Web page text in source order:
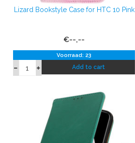
Lizard Bookstyle Case for HTC 10 Pink
€--,--
Voorraad: 23
Add to cart